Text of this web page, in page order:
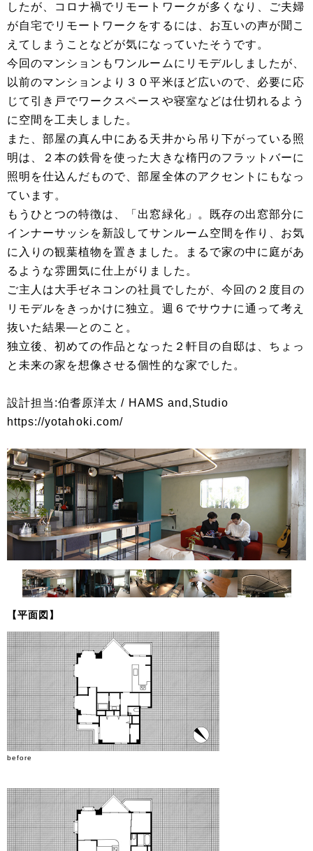
したが、コロナ禍でリモートワークが多くなり、ご夫婦
が自宅でリモートワークをするには、お互いの声が聞こ
えてしまうことなどが気になっていたそうです。
今回のマンションもワンルームにリモデルしましたが、
以前のマンションより３０平米ほど広いので、必要に応
じて引き戸でワークスペースや寝室などは仕切れるよう
に空間を工夫しました。
また、部屋の真ん中にある天井から吊り下がっている照
明は、２本の鉄骨を使った大きな楕円のフラットバーに
照明を仕込んだもので、部屋全体のアクセントにもなっ
ています。
もうひとつの特徴は、「出窓緑化」。既存の出窓部分に
インナーサッシを新設してサンルーム空間を作り、お気
に入りの観葉植物を置きました。まるで家の中に庭があ
るような雰囲気に仕上がりました。
ご主人は大手ゼネコンの社員でしたが、今回の２度目の
リモデルをきっかけに独立。週６でサウナに通って考え
抜いた結果―とのこと。
独立後、初めての作品となった２軒目の自邸は、ちょっ
と未来の家を想像させる個性的な家でした。
設計担当:伯耆原洋太 / HAMS and,Studio
https://yotahoki.com/
【平面図】
before